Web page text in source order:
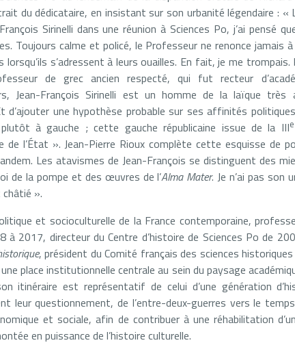
du dédicataire, en insistant sur son urbanité légendaire : «
Sirinelli dans une réunion à Sciences Po, j’ai pensé
Toujours calme et policé, le Professeur ne renonce jamais
lorsqu’ils s’adressent à leurs ouailles. En fait, je me
de grec ancien respecté, qui fut recteur
Jean-François Sirinelli est un homme de la laïque
d’ajouter une hypothèse probable sur ses affinités
à gauche ; cette gauche républicaine issue de la IIIe
de l’État ». Jean-Pierre Rioux complète cette esquisse de
Les atavismes de Jean-François se distinguent des
de la pompe et des œuvres de l’Alma Mater. Je n’ai pas son
».
et socioculturelle de la France contemporaine,
à 2017, directeur du Centre d’histoire de Sciences Po de
, président du Comité français des sciences
place institutionnelle centrale au sein du paysage
itinéraire est représentatif de celui d’une génération
leur questionnement, de l’entre-deux-guerres vers le
et sociale, afin de contribuer à une réhabilitation
en puissance de l’histoire culturelle.